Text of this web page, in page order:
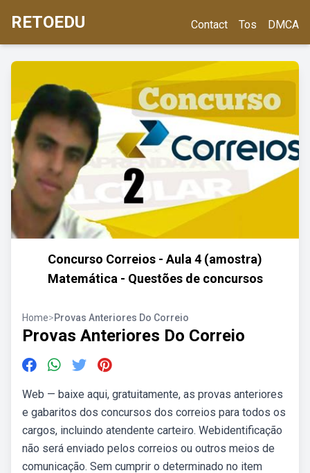
RETOEDU Contact Tos DMCA
Concurso Correios - Aula 4 (amostra)
Matemática - Questões de concursos
Home>Provas Anteriores Do Correio
Provas Anteriores Do Correio
Web — baixe aqui, gratuitamente, as provas anteriores
e gabaritos dos concursos dos correios para todos os
cargos, incluindo atendente carteiro. Webidentificação
não será enviado pelos correios ou outros meios de
comunicação. Sem cumprir o determinado no item